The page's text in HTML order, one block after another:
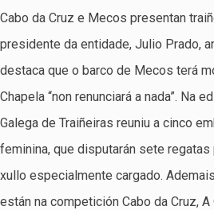
Cabo da Cruz e Mecos presentan
presidente da entidade, Julio Prado,
destaca que o barco de Mecos terá
Chapela “non renunciará a nada”. Na
Galega de Traiñeiras reuniu a cinco
feminina, que disputarán sete
xullo especialmente cargado.
están na competición Cabo da Cruz,